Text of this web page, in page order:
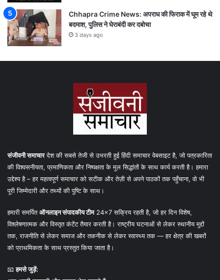
Chhapra Crime News: अपराध की फिराक में घूम रहे थे
बदमाश, पुलिस ने घेराबंदी कर दबोचा
3 days ago
संजीवनी समाचारदेश की सबसे तेजी से उभरती हुई हिंदी समाचार वेबसाइट है, जो पत्रकारिता
की विश्वसनीयता, प्रमाणिकता और निष्पक्षता के मूल सिद्धांतों के साथ कार्य करती है। हमारा
उद्देश्य है – हर महत्वपूर्ण समाचार को सटीक और तेज़ी से अपने पाठकों तक पहुँचाना, वो भी
पूरी जिम्मेदारी और तथ्यों की पुष्टि के साथ।
हमारी समर्पितऑनलाइन संपादकीय टीम24×7 सक्रिय रहती है, जो हर दिन विशेष,
विश्लेषणात्मक और विस्तृत कंटेंट तैयार करती है। राष्ट्रीय घटनाओं से लेकर स्थानीय मुद्दों
तक, राजनीति से लेकर समाज और तकनीक से लेकर स्वास्थ्य तक — हर क्षेत्र की खबरों
को प्राथमिकता के साथ प्रस्तुत किया जाता है।
📧हमसे जुड़ें: